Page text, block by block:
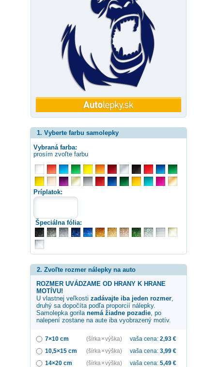
1. Vyberte farbu samolepky
Vybraná farba:
prosím zvoľte farbu
Príplatok:
Špeciálna fólia:
2. Zvoľte rozmer nálepky na auto
ROZMER UVÁDZAME OD HRANY K HRANE
MOTÍVU!
U vlastnej veľkosti zadávajte iba jeden rozmer,
druhý sa dopočíta podľa proporcií nálepky.
Samolepka gorila nemá žiadne pozadie, po
nalepení zostane na aute iba vyobrazený motív.
7×10 cm (šírka × výška) vaša cena: 2,93 €
10,5×15 cm
(šírka × výška) vaša cena: 3,99 €
14×20 cm
(šírka × výška) vaša cena: 5,49 €